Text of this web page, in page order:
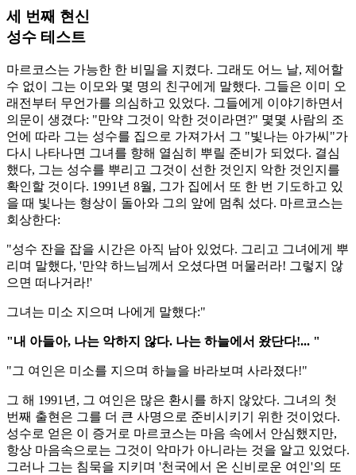
세 번째 현신
성수 테스트
마르코스는 가능한 한 비밀을 지켰다. 그래도 어느 날, 제어할
수 없이 그는 이모와 몇 명의 친구에게 말했다. 그들은 이미 오
래전부터 무언가를 의심하고 있었다. 그들에게 이야기하면서
의문이 생겼다: "만약 그것이 악한 것이라면?" 몇몇 사람의 조
언에 따라 그는 성수를 집으로 가져가서 그 "빛나는 아가씨"가
다시 나타나면 그녀를 향해 열심히 뿌릴 준비가 되었다. 결심
했다, 그는 성수를 뿌리고 그것이 선한 것인지 악한 것인지를
확인할 것이다. 1991년 8월, 그가 집에서 또 한 번 기도하고 있
을 때 빛나는 형상이 돌아와 그의 앞에 멈춰 섰다. 마르코스는
회상한다:
"성수 잔을 잡을 시간은 아직 남아 있었다. 그리고 그녀에게 뿌
리며 말했다, '만약 하느님께서 오셨다면 머물러라! 그렇지 않
으면 떠나거라!'
그녀는 미소 지으며 나에게 말했다:"
"내 아들아, 나는 악하지 않다. 나는 하늘에서 왔단다!... "
"그 여인은 미소를 지으며 하늘을 바라보며 사라졌다!"
그 해 1991년, 그 여인은 많은 환시를 하지 않았다. 그녀의 첫
번째 출현은 그를 더 큰 사명으로 준비시키기 위한 것이었다.
성수로 얻은 이 증거로 마르코스는 마음 속에서 안심했지만,
항상 마음속으로는 그것이 악마가 아니라는 것을 알고 있었다.
그러나 그는 침묵을 지키며 '천국에서 온 신비로운 여인'의 또